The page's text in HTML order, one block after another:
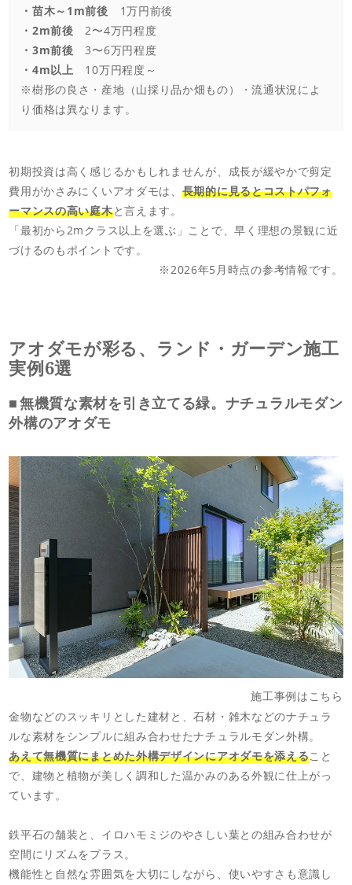
・苗木～1m前後 1万円前後
・2m前後 2〜4万円程度
・3m前後 3〜6万円程度
・4m以上 10万円程度～
※樹形の良さ・産地（山採り品か畑もの）・流通状況によ
り価格は異なります。
初期投資は高く感じるかもしれませんが、成長が緩やかで剪定
費用がかさみにくいアオダモは、 長期的に見るとコストパフォ
ーマンスの高い庭木と言えます。
「最初から2mクラス以上を選ぶ」ことで、早く理想の景観に近
づけるのもポイントです。
※2026年5月時点の参考情報です。
アオダモが彩る、ランド・ガーデン施工
実例6選
無機質な素材を引き立てる緑。ナチュラルモダン
外構のアオダモ
施工事例はこちら
金物などのスッキリとした建材と、石材・雑木などのナチュラ
ルな素材をシンプルに組み合わせたナチュラルモダン外構。
あえて無機質にまとめた外構デザインにアオダモを添えること
で、建物と植物が美しく調和した温かみのある外観に仕上がっ
ています。
鉄平石の舗装と、イロハモミジのやさしい葉との組み合わせが
空間にリズムをプラス。
機能性と自然な雰囲気を大切にしながら、使いやすさも意識し